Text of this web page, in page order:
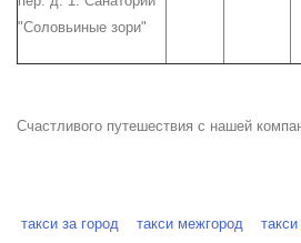
"Соловьиные зори"
Счастливого путешествия с нашей
такси за город такси межгород